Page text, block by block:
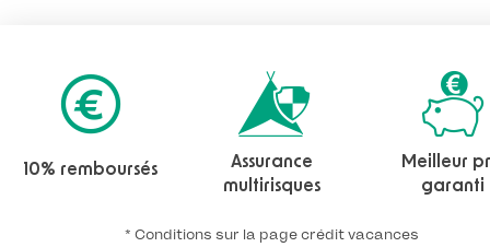
10% remboursés
Assurance
multirisques
Meilleur
garanti
* Conditions sur la page crédit vacances